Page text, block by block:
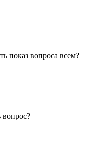
показ вопроса всем?
вопрос?